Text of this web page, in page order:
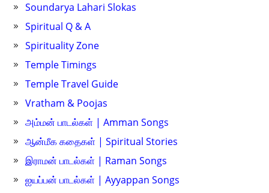
Soundarya Lahari Slokas
Spiritual Q & A
Spirituality Zone
Temple Timings
Temple Travel Guide
Vratham & Poojas
அம்மன் பாடல்கள் | Amman Songs
ஆன்மீக கதைகள் | Spiritual Stories
இராமன் பாடல்கள் | Raman Songs
ஐயப்பன் பாடல்கள் | Ayyappan Songs